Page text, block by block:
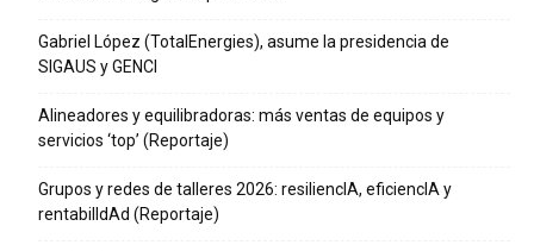
Gabriel López (TotalEnergies), asume la presidencia de
SIGAUS y GENCI
Alineadores y equilibradoras: más ventas de equipos y
servicios ‘top’ (Reportaje)
Grupos y redes de talleres 2026: resiliencIA, eficiencIA y
rentabilIdAd (Reportaje)